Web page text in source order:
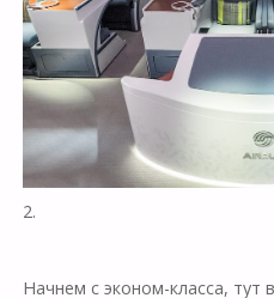
2.
Начнем с эконом-класса, тут